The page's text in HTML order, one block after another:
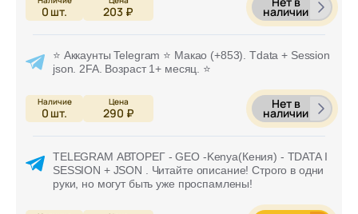
0 шт. 203 ₽ наличии
⭐ Аккаунты Telegram ⭐ Макао (+853). Tdata + Session
json. 2FA. Возраст 1+ месяц. ⭐
0 шт. 290 ₽
Нет в
наличии
TELEGRAM АВТОРЕГ - GEO -Kenya(Кения) - TDATA I
SESSION + JSON . Читайте описание! Строго в одни
руки, но могут быть уже проспамлены!